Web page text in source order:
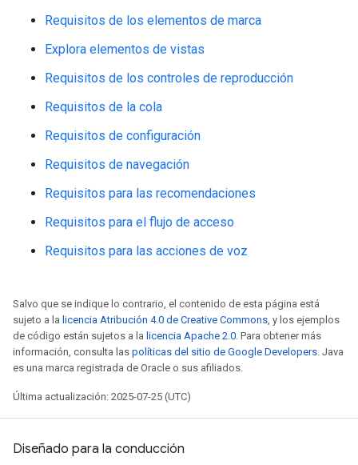
Requisitos de los elementos de marca
Explora elementos de vistas
Requisitos de los controles de reproducción
Requisitos de la cola
Requisitos de configuración
Requisitos de navegación
Requisitos para las recomendaciones
Requisitos para el flujo de acceso
Requisitos para las acciones de voz
Salvo que se indique lo contrario, el contenido de esta página está
sujeto a la licencia Atribución 4.0 de Creative Commons, y los ejemplos
de código están sujetos a la licencia Apache 2.0. Para obtener más
información, consulta las políticas del sitio de Google Developers. Java
es una marca registrada de Oracle o sus afiliados.
Última actualización: 2025-07-25 (UTC)
Diseñado para la conducción